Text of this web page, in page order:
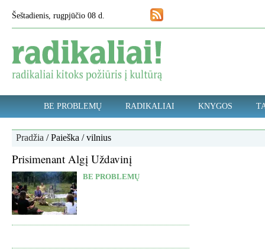
Šeštadienis, rugpjūčio 08 d.
BE PROBLEMŲ RADIKALIAI KNYGOS
Pradžia / Paieška / vilnius
Prisimenant Algį Uždavinį
BE PROBLEMŲ